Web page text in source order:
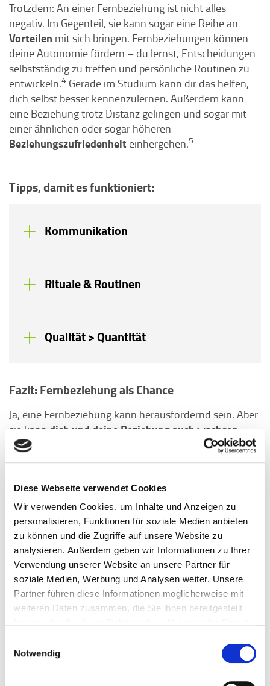
Diese Webseite verwendet Cookies
Wir verwenden Cookies, um Inhalte und Anzeigen zu
personalisieren, Funktionen für soziale Medien anbieten
zu können und die Zugriffe auf unsere Website zu
analysieren. Außerdem geben wir Informationen zu Ihrer
Verwendung unserer Website an unsere Partner für
soziale Medien, Werbung und Analysen weiter. Unsere
Partner führen diese Informationen möglicherweise mit
weiteren Daten zusammen, die Sie ihnen bereitgestellt
Notwendig
Trotzdem: An einer Fernbeziehung ist nicht alles
negativ. Im Gegenteil, sie kann sogar eine Reihe an
Vorteilen mit sich bringen. Fernbeziehungen können
deine Autonomie fördern – du lernst, Entscheidungen
selbstständig zu treffen und persönliche Routinen zu
entwickeln.4 Gerade im Studium kann dir das helfen,
dich selbst besser kennenzulernen. Außerdem kann
eine Beziehung trotz Distanz gelingen und sogar mit
einer ähnlichen oder sogar höheren
Beziehungszufriedenheit einhergehen.5
Tipps, damit es funktioniert:
Kommunikation
Rituale & Routinen
Qualität > Quantität
Fazit: Fernbeziehung als Chance
Ja, eine Fernbeziehung kann herausfordernd sein. Aber
sie kann dich und deine Beziehung auch wachsen
lassen:
Ihr lernt, euch gegenseitig mehr zu schätzen,
bewusster Zeit miteinander zu verbringen und stärkt
starke Basis für eine offene Kommunikation und alles,
was danach noch kommt.